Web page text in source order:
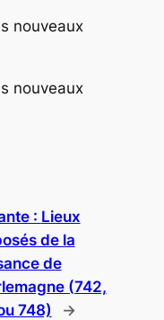
nouveaux
nouveaux
: Lieux
de la
de
(742,
748)
→